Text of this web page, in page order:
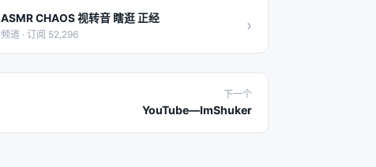
ASMR CHAOS 视转音 瞎逛 正经
频道 · 订阅 52,296 ›
下一个
YouTube—ImShuker